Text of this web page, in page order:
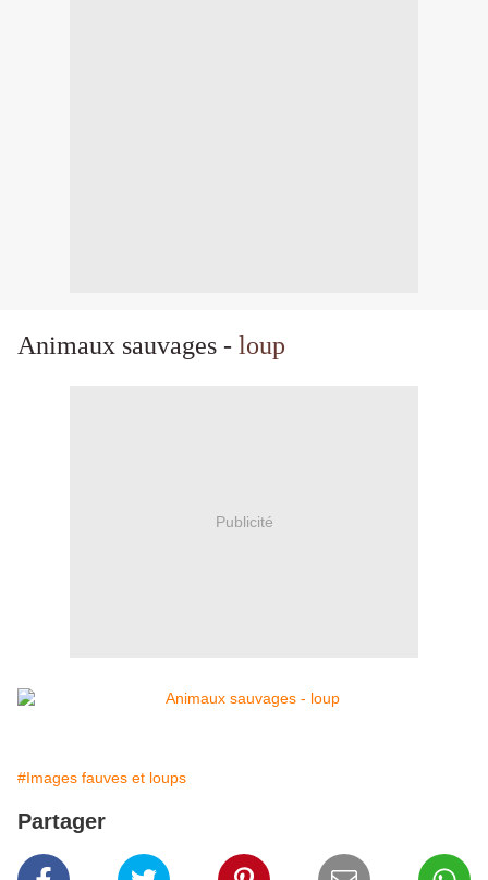
Animaux sauvages - loup
Publicité
#Images fauves et loups
Partager